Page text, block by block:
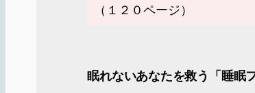
（１２０ページ）
眠れないあなたを救う「睡眠